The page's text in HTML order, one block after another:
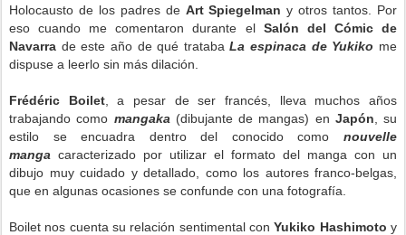
Holocausto de los padres de Art Spiegelman y otros tantos. Por
eso cuando me comentaron durante el Salón del Cómic de
Navarra de este año de qué tratabaLa espinaca de Yukiko me
dispuse a leerlo sin más dilación.
Frédéric Boilet, a pesar de ser francés, lleva muchos años
trabajando como mangaka (dibujante de mangas) en Japón , su
estilo se encuadra dentro del conocido como nouvelle
manga caracterizado por utilizar el formato del manga con un
dibujo muy cuidado y detallado, como los autores franco-belgas,
que en algunas ocasiones se confunde con una fotografía.
Boilet nos cuenta su relación sentimental conYukiko Hashimoto y